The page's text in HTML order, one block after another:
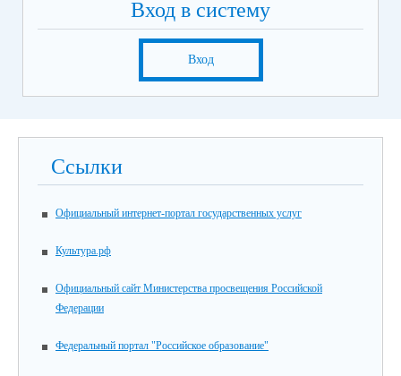
Вход в систему
Вход
Ссылки
Официальный интернет-портал государственных услуг
Культура.рф
Официальный сайт Министерства просвещения Российской
Федерации
Федеральный портал "Российское образование"